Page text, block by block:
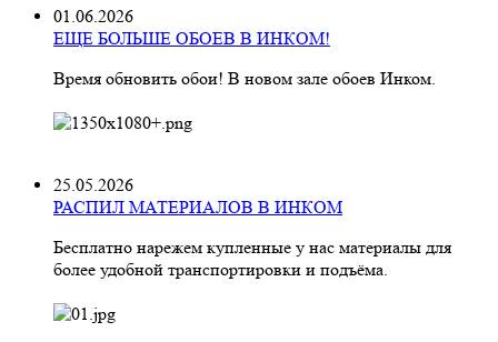
01.06.2026
ЕЩЕ БОЛЬШЕ ОБОЕВ В ИНКОМ!
Время обновить обои! В новом зале обоев Инком.
25.05.2026
РАСПИЛ МАТЕРИАЛОВ В ИНКОМ
Бесплатно нарежем купленные у нас материалы для
более удобной транспортировки и подъёма.